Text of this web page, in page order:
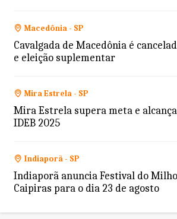
Macedônia - SP
Cavalgada de Macedônia é
e eleição suplementar
Mira Estrela - SP
Mira Estrela supera meta e
IDEB 2025
Indiaporã - SP
Indiaporã anuncia Festival do
Caipiras para o dia 23 de agosto